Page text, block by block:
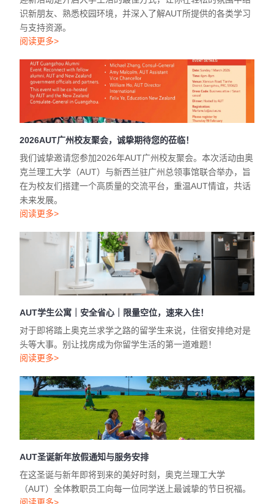
识新朋友、熟悉校园环境，并深入了解AUT所提供的各类学习
与支持资源。
阅读更多>
2026AUT广州校友聚会，诚挚期待您的莅临！
我们诚挚邀请您参加2026年AUT广州校友聚会。本次活动由奥
克兰理工大学（AUT）与新西兰驻广州总领事馆联合举办，旨
在为校友们搭建一个高质量的交流平台，重温AUT情谊，共话
未来发展。
阅读更多>
AUT学生公寓｜安全省心｜限量空位，速来入住！
对于即将踏上奥克兰求学之路的留学生来说，住宿安排绝对是
头等大事。别让找房成为你留学生活的第一道难题！
阅读更多>
AUT圣诞新年放假通知与服务安排
在这圣诞与新年即将到来的美好时刻，奥克兰理工大学
（AUT）全体教职员工向每一位同学送上最诚挚的节日祝福。